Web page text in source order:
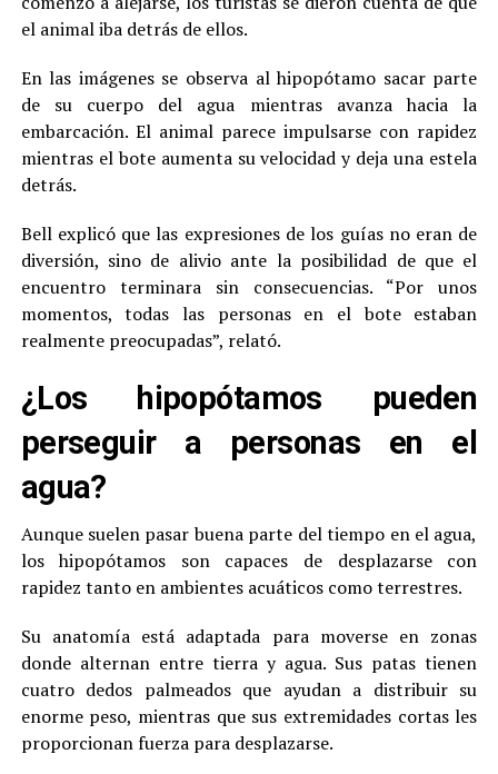
el animal iba detrás de ellos.
En las imágenes se observa al hipopótamo sacar parte
de su cuerpo del agua mientras avanza hacia la
embarcación. El animal parece impulsarse con rapidez
mientras el bote aumenta su velocidad y deja una estela
detrás.
Bell explicó que las expresiones de los guías no eran de
diversión, sino de alivio ante la posibilidad de que el
encuentro terminara sin consecuencias. “Por unos
momentos, todas las personas en el bote estaban
realmente preocupadas”, relató.
¿Los hipopótamos pueden
perseguir a personas en el
agua?
Aunque suelen pasar buena parte del tiempo en el agua,
los hipopótamos son capaces de desplazarse con
rapidez tanto en ambientes acuáticos como terrestres.
Su anatomía está adaptada para moverse en zonas
donde alternan entre tierra y agua. Sus patas tienen
cuatro dedos palmeados que ayudan a distribuir su
enorme peso, mientras que sus extremidades cortas les
proporcionan fuerza para desplazarse.